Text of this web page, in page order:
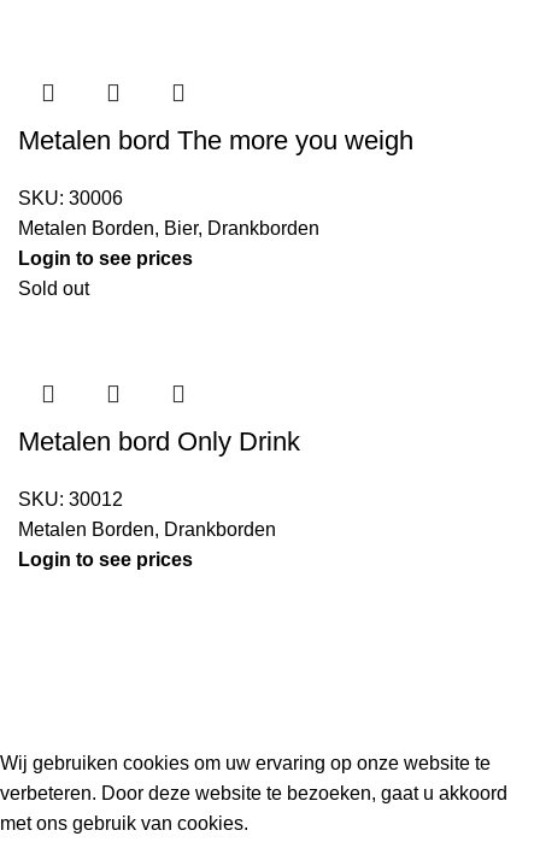
Metalen bord The more you weigh
SKU: 30006
Metalen Borden, Bier, Drankborden
Login to see prices
Sold out
Metalen bord Only Drink
SKU: 30012
Metalen Borden, Drankborden
Login to see prices
Wij gebruiken cookies om uw ervaring op onze website te
verbeteren. Door deze website te bezoeken, gaat u akkoord
met ons gebruik van cookies.